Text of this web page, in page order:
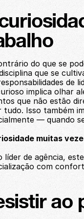
do que se
que se
de
implica olhar
que não estão
tudo. Isso também
— quando
muitas
líder de agência,
com
ao